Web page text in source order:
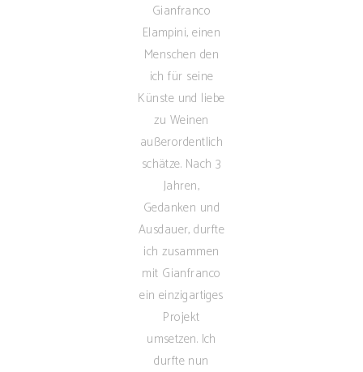
Gianfranco
Elampini, einen
Menschen den
ich für seine
Künste und liebe
zu Weinen
außerordentlich
schätze. Nach 3
Jahren,
Gedanken und
Ausdauer, durfte
ich zusammen
mit Gianfranco
ein einzigartiges
Projekt
umsetzen. Ich
durfte nun